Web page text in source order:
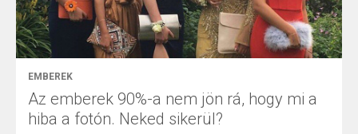
EMBEREK
Az emberek 90%-a nem jön rá, hogy mi a
hiba a fotón. Neked sikerül?